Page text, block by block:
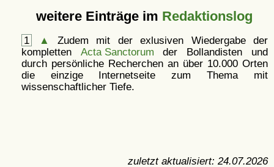
weitere Einträge im Redaktionslog
1 ▲
Zudem mit der exlusiven Wiedergabe der
kompletten Acta Sanctorum der Bollandisten und
durch persönliche Recherchen an über 10.000 Orten
die einzige Internetseite zum Thema mit
wissenschaftlicher Tiefe.
zuletzt aktualisiert: 24.07.2026